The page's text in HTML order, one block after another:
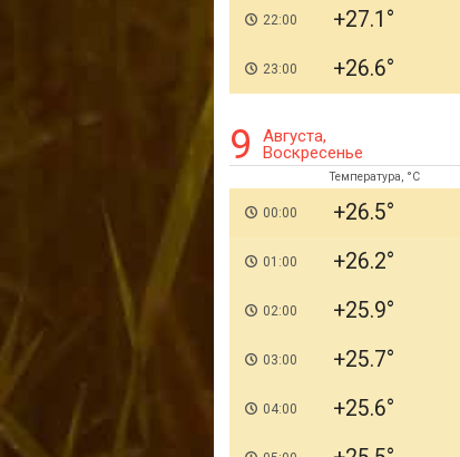
22:00 +27.1
23:00 +26.6
9
Августа,
Воскресенье
Температура, °C
00:00 +26.5
01:00 +26.2
02:00 +25.9
03:00 +25.7
04:00 +25.6